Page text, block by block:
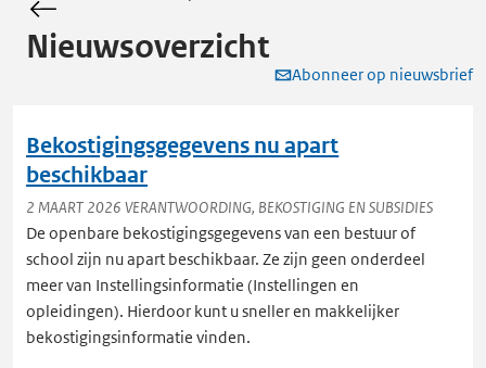
Nieuwsoverzicht
Abonneer op nieuwsbrief
Bekostigingsgegevens nu apart
beschikbaar
2 MAART 2026 VERANTWOORDING, BEKOSTIGING EN SUBSIDIES
De openbare bekostigingsgegevens van een bestuur of
school zijn nu apart beschikbaar. Ze zijn geen onderdeel
meer van Instellingsinformatie (Instellingen en
opleidingen). Hierdoor kunt u sneller en makkelijker
bekostigingsinformatie vinden.